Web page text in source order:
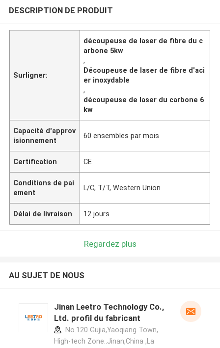
DESCRIPTION DE PRODUIT
Surligner:
découpeuse de laser de fibre du c
arbone 5kw
,
Découpeuse de laser de fibre d'aci
er inoxydable
,
découpeuse de laser du carbone 6
kw
Capacité d'approv
isionnement
60 ensembles par mois
Certification CE
Conditions de pai
ement
L/C, T/T, Western Union
Délai de livraison 12 jours
Regardez plus
AU SUJET DE NOUS
Jinan Leetro Technology Co.,
Ltd. profil du fabricant
No.120 Gujia,Yaoqiang Town,
High-tech Zone..Jinan,China ,La